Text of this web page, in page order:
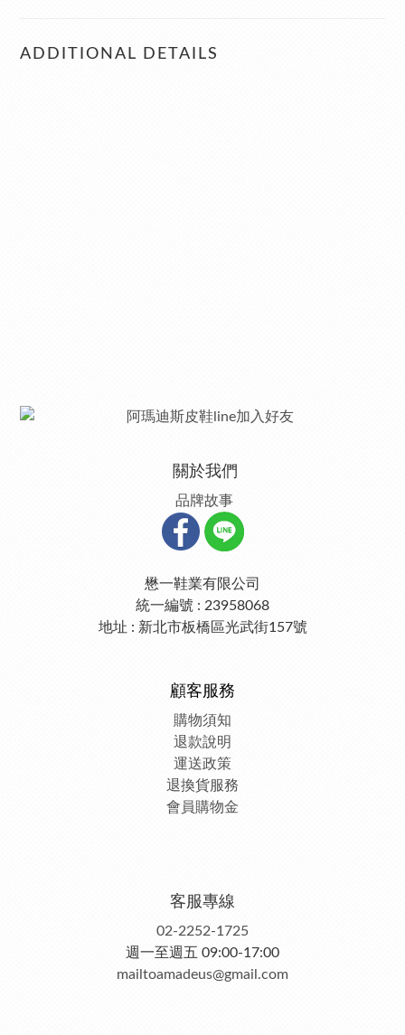
ADDITIONAL DETAILS
關於我們
品牌故事
懋一鞋業有限公司
統一編號 : 23958068
地址 : 新北市板橋區光武街157號
顧客服務
購物須知
退款說明
運送政策
退換貨服務
會員購物金
客服專線
02-2252-1725
週一至週五 09:00-17:00
mailtoamadeus@gmail.com